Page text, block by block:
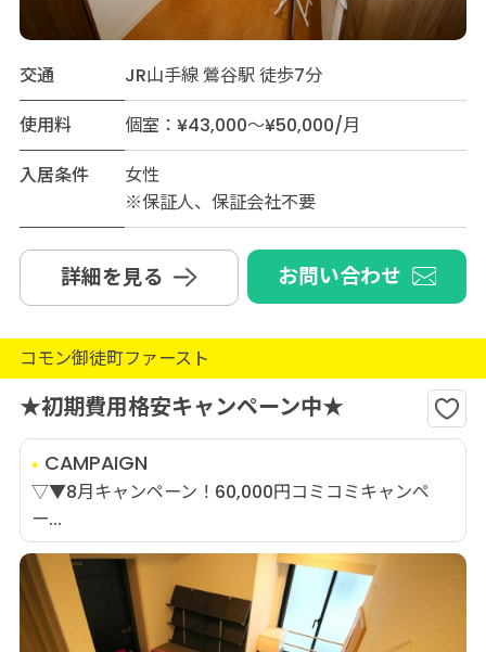
交通
JR山手線 鶯谷駅 徒歩7分
使用料
個室：¥43,000～¥50,000/月
入居条件
女性
※保証人、保証会社不要
詳細を見る お問い合わせ
コモン御徒町ファースト
★初期費用格安キャンペーン中★
CAMPAIGN
▽▼8月キャンペーン！60,000円コミコミキャンペ
ー...